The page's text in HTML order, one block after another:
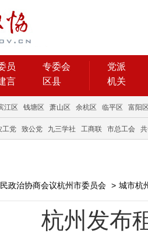
员
专委会
言 区县
党派
机关
江区 钱塘区 萧山区 余杭区 临平区 富阳
工党 致公党 九三学社 工商联 市总工会
政治协商会议杭州市委员会 > 城市杭
杭州发布